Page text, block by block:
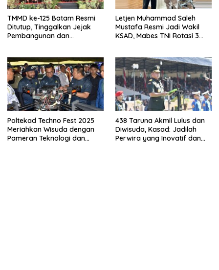
TMMD ke-125 Batam Resmi
Ditutup, Tinggalkan Jejak
Pembangunan dan
Letjen Muhammad Saleh
Mustafa Resmi Jadi Wakil
KSAD, Mabes TNI Rotasi 3
Poltekad Techno Fest 2025
Meriahkan Wisuda dengan
Pameran Teknologi dan
438 Taruna Akmil Lulus dan
Diwisuda, Kasad: Jadilah
Perwira yang Inovatif dan